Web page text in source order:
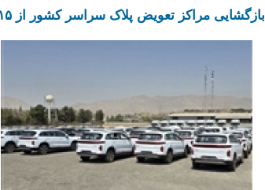
بازگشایی مراکز تعویض پلاک سراسر کشور از ۱۵ فروردین